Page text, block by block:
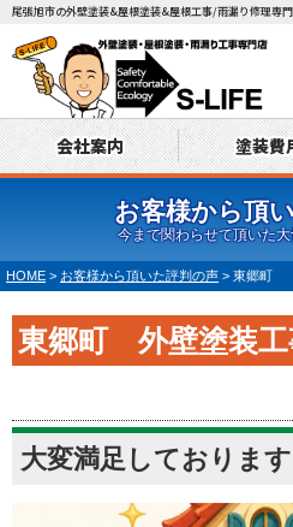
尾張旭市の外壁塗装&屋根塗装&屋根工事/雨漏り修理専
会社案内 塗装費
お客様から頂
今まで関わらせて頂いた
HOME > お客様から頂いた評判の声 > 東郷町
東郷町 外壁塗装工
大変満足しております